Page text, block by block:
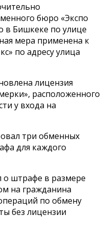
бюро «Экспо
в Бишкеке по улице
мера применена к
по адресу улица
лицензия
расположенного
у входа на
три обменных
для каждого
о штрафе в размере
на гражданина
по обмену
без лицензии